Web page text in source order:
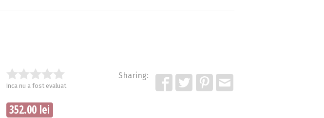
Inca nu a fost evaluat.
Sharing:
352.00 lei